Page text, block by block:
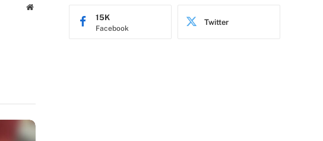
Website
Facebook
15K Twitter